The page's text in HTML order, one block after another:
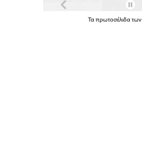
Ταπρωτοσέλιδατων